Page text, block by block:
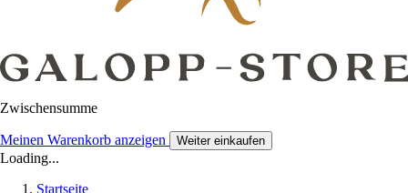
Zwischensumme
Meinen Warenkorb anzeigen Weiter einkaufen
Loading...
Startseite